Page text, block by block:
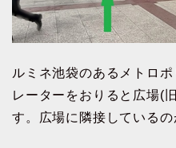
ルミネ池袋のあるメトロ
レーターをおりると広場(
す。広場に隣接しているの